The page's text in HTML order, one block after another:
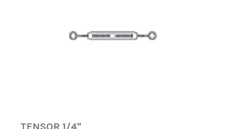
TENSOR 1/4"